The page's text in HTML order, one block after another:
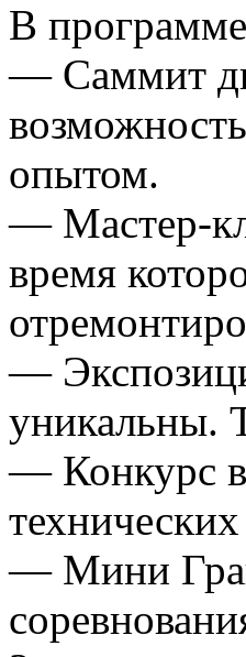
В
— Саммит
опытом.
— Мастер-
время
—
уникальны.
— Конкурс
— Мини